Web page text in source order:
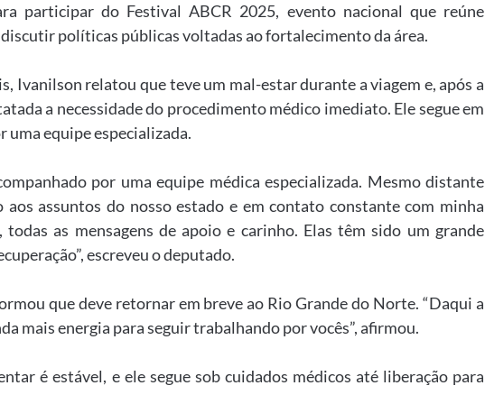
participar do Festival ABCR 2025, evento nacional que reúne
políticas públicas voltadas ao fortalecimento da área.
Ivanilson relatou que teve um mal-estar durante a viagem e, após a
a necessidade do procedimento médico imediato. Ele segue em
uma equipe especializada.
por uma equipe médica especializada. Mesmo distante
assuntos do nosso estado e em contato constante com minha
todas as mensagens de apoio e carinho. Elas têm sido um grande
escreveu o deputado.
que deve retornar em breve ao Rio Grande do Norte. “Daqui a
mais energia para seguir trabalhando por vocês”, afirmou.
é estável, e ele segue sob cuidados médicos até liberação para